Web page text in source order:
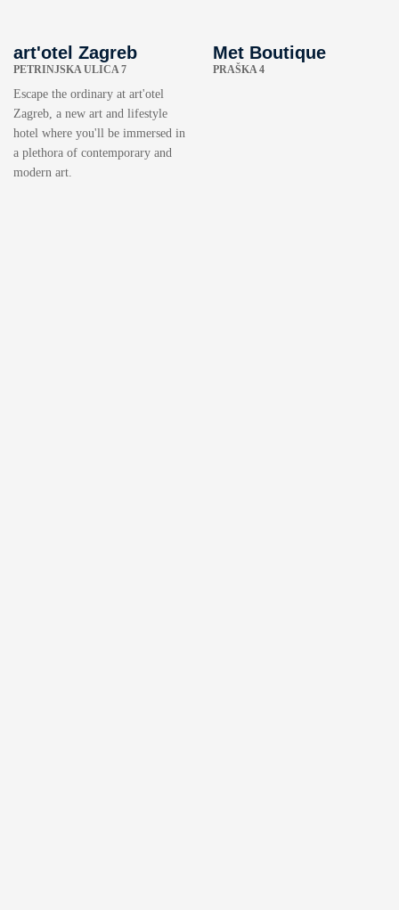
art'otel Zagreb
PETRINJSKA ULICA 7
Escape the ordinary at art'otel
Zagreb, a new art and lifestyle
hotel where you'll be immersed in
a plethora of contemporary and
modern art.
Met Boutique
PRAŠKA 4